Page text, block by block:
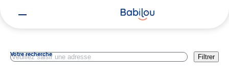
Votre recherche Filtrer